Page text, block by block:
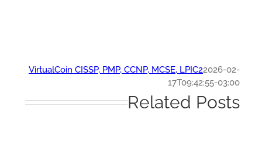
VirtualCoin CISSP, PMP, CCNP, MCSE, LPIC22026-
17T09:42:55-
Related